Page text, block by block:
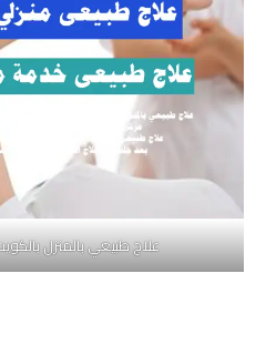
علاج طبيعي بالمنزل